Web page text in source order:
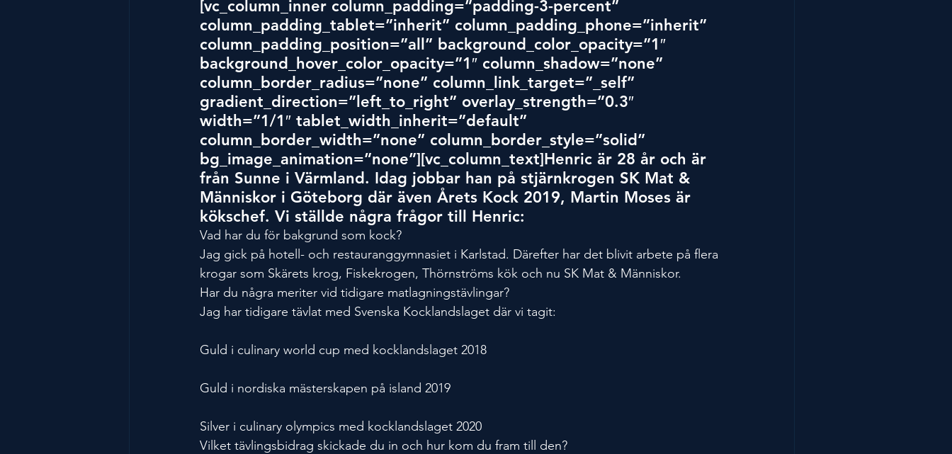
[vc_column_inner column_padding=”padding-3-percent”
column_padding_tablet=”inherit” column_padding_phone=”inherit”
column_padding_position=”all” background_color_opacity=”1″
background_hover_color_opacity=”1″ column_shadow=”none”
column_border_radius=”none” column_link_target=”_self”
gradient_direction=”left_to_right” overlay_strength=”0.3″
width=”1/1″ tablet_width_inherit=”default”
column_border_width=”none” column_border_style=”solid”
bg_image_animation=”none”][vc_column_text]Henric är 28 år och är
från Sunne i Värmland. Idag jobbar han på stjärnkrogen SK Mat &
Människor i Göteborg där även Årets Kock 2019, Martin Moses är
kökschef. Vi ställde några frågor till Henric:
Vad har du för bakgrund som kock?
Jag gick på hotell- och restauranggymnasiet i Karlstad. Därefter har det blivit arbete på flera
krogar som Skärets krog, Fiskekrogen, Thörnströms kök och nu SK Mat & Människor.
Har du några meriter vid tidigare matlagningstävlingar?
Jag har tidigare tävlat med Svenska Kocklandslaget där vi tagit:
Guld i culinary world cup med kocklandslaget 2018
Guld i nordiska mästerskapen på island 2019
Silver i culinary olympics med kocklandslaget 2020
Vilket tävlingsbidrag skickade du in och hur kom du fram till den?